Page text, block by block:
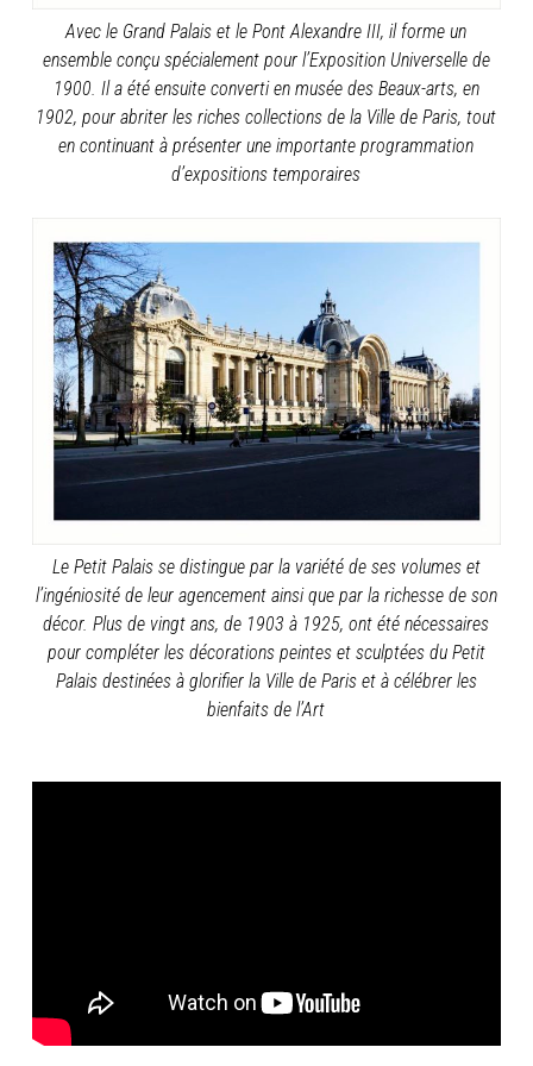
Avec le Grand Palais et le Pont Alexandre III, il forme un
ensemble conçu spécialement pour l’Exposition Universelle de
1900. Il a été ensuite converti en musée des Beaux-arts, en
1902, pour abriter les riches collections de la Ville de Paris, tout
en continuant à présenter une importante programmation
d’expositions temporaires
Le Petit Palais se distingue par la variété de ses volumes et
l’ingéniosité de leur agencement ainsi que par la richesse de son
décor. Plus de vingt ans, de 1903 à 1925, ont été nécessaires
pour compléter les décorations peintes et sculptées du Petit
Palais destinées à glorifier la Ville de Paris et à célébrer les
bienfaits de l’Art